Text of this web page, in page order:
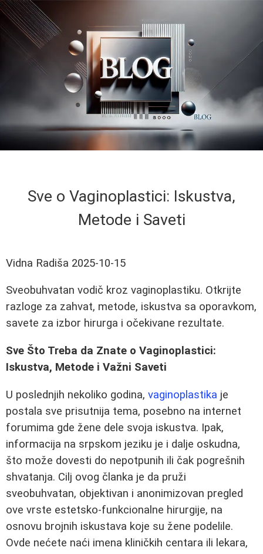
Sve o Vaginoplastici: Iskustva,
Metode i Saveti
Vidna Radiša 2025-10-15
Sveobuhvatan vodič kroz vaginoplastiku. Otkrijte
razloge za zahvat, metode, iskustva sa oporavkom,
savete za izbor hirurga i očekivane rezultate.
Sve Što Treba da Znate o Vaginoplastici:
Iskustva, Metode i Važni Saveti
U poslednjih nekoliko godina, vaginoplastika je
postala sve prisutnija tema, posebno na internet
forumima gde žene dele svoja iskustva. Ipak,
informacija na srpskom jeziku je i dalje oskudna,
što može dovesti do nepotpunih ili čak pogrešnih
shvatanja. Cilj ovog članka je da pruži
sveobuhvatan, objektivan i anonimizovan pregled
ove vrste estetsko-funkcionalne hirurgije, na
osnovu brojnih iskustava koje su žene podelile.
Ovde nećete naći imena kliničkih centara ili lekara,